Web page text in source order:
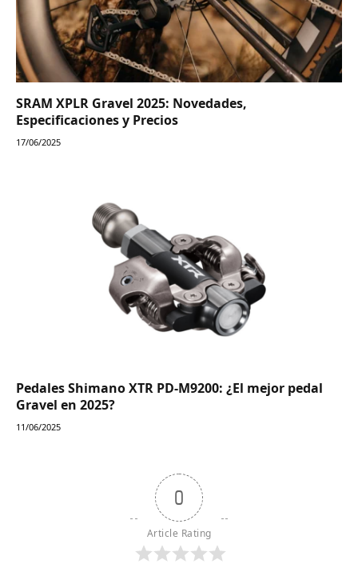
SRAM XPLR Gravel 2025: Novedades,
Especificaciones y Precios
17/06/2025
Pedales Shimano XTR PD-M9200: ¿El mejor pedal
Gravel en 2025?
11/06/2025
0
Article Rating